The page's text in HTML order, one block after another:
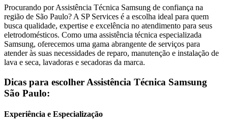
Procurando por Assistência Técnica Samsung de confiança na
região de São Paulo? A SP Services é a escolha ideal para quem
busca qualidade, expertise e excelência no atendimento para seus
eletrodomésticos. Como uma assistência técnica especializada
Samsung, oferecemos uma gama abrangente de serviços para
atender às suas necessidades de reparo, manutenção e instalação de
lava e seca, lavadoras e secadoras da marca.
Dicas para escolher Assistência Técnica Samsung
São Paulo:
Experiência e Especialização